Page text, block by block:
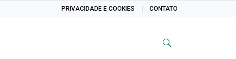
PRIVACIDADE E COOKIES CONTATO